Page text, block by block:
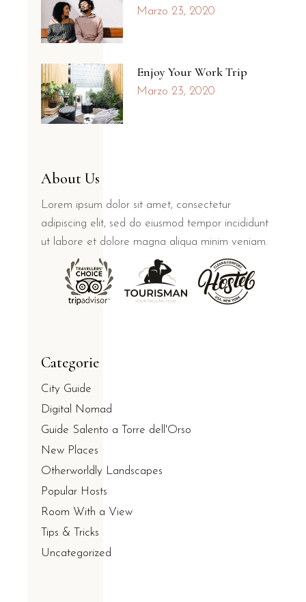
Marzo 23, 2020
Enjoy Your Work Trip
Marzo 23, 2020
About Us
Lorem ipsum dolor sit amet, consectetur
adipiscing elit, sed do eiusmod tempor incididunt
ut labore et dolore magna aliqua minim veniam.
Categorie
City Guide
Digital Nomad
Guide Salento a Torre dell'Orso
New Places
Otherworldly Landscapes
Popular Hosts
Room With a View
Tips & Tricks
Uncategorized